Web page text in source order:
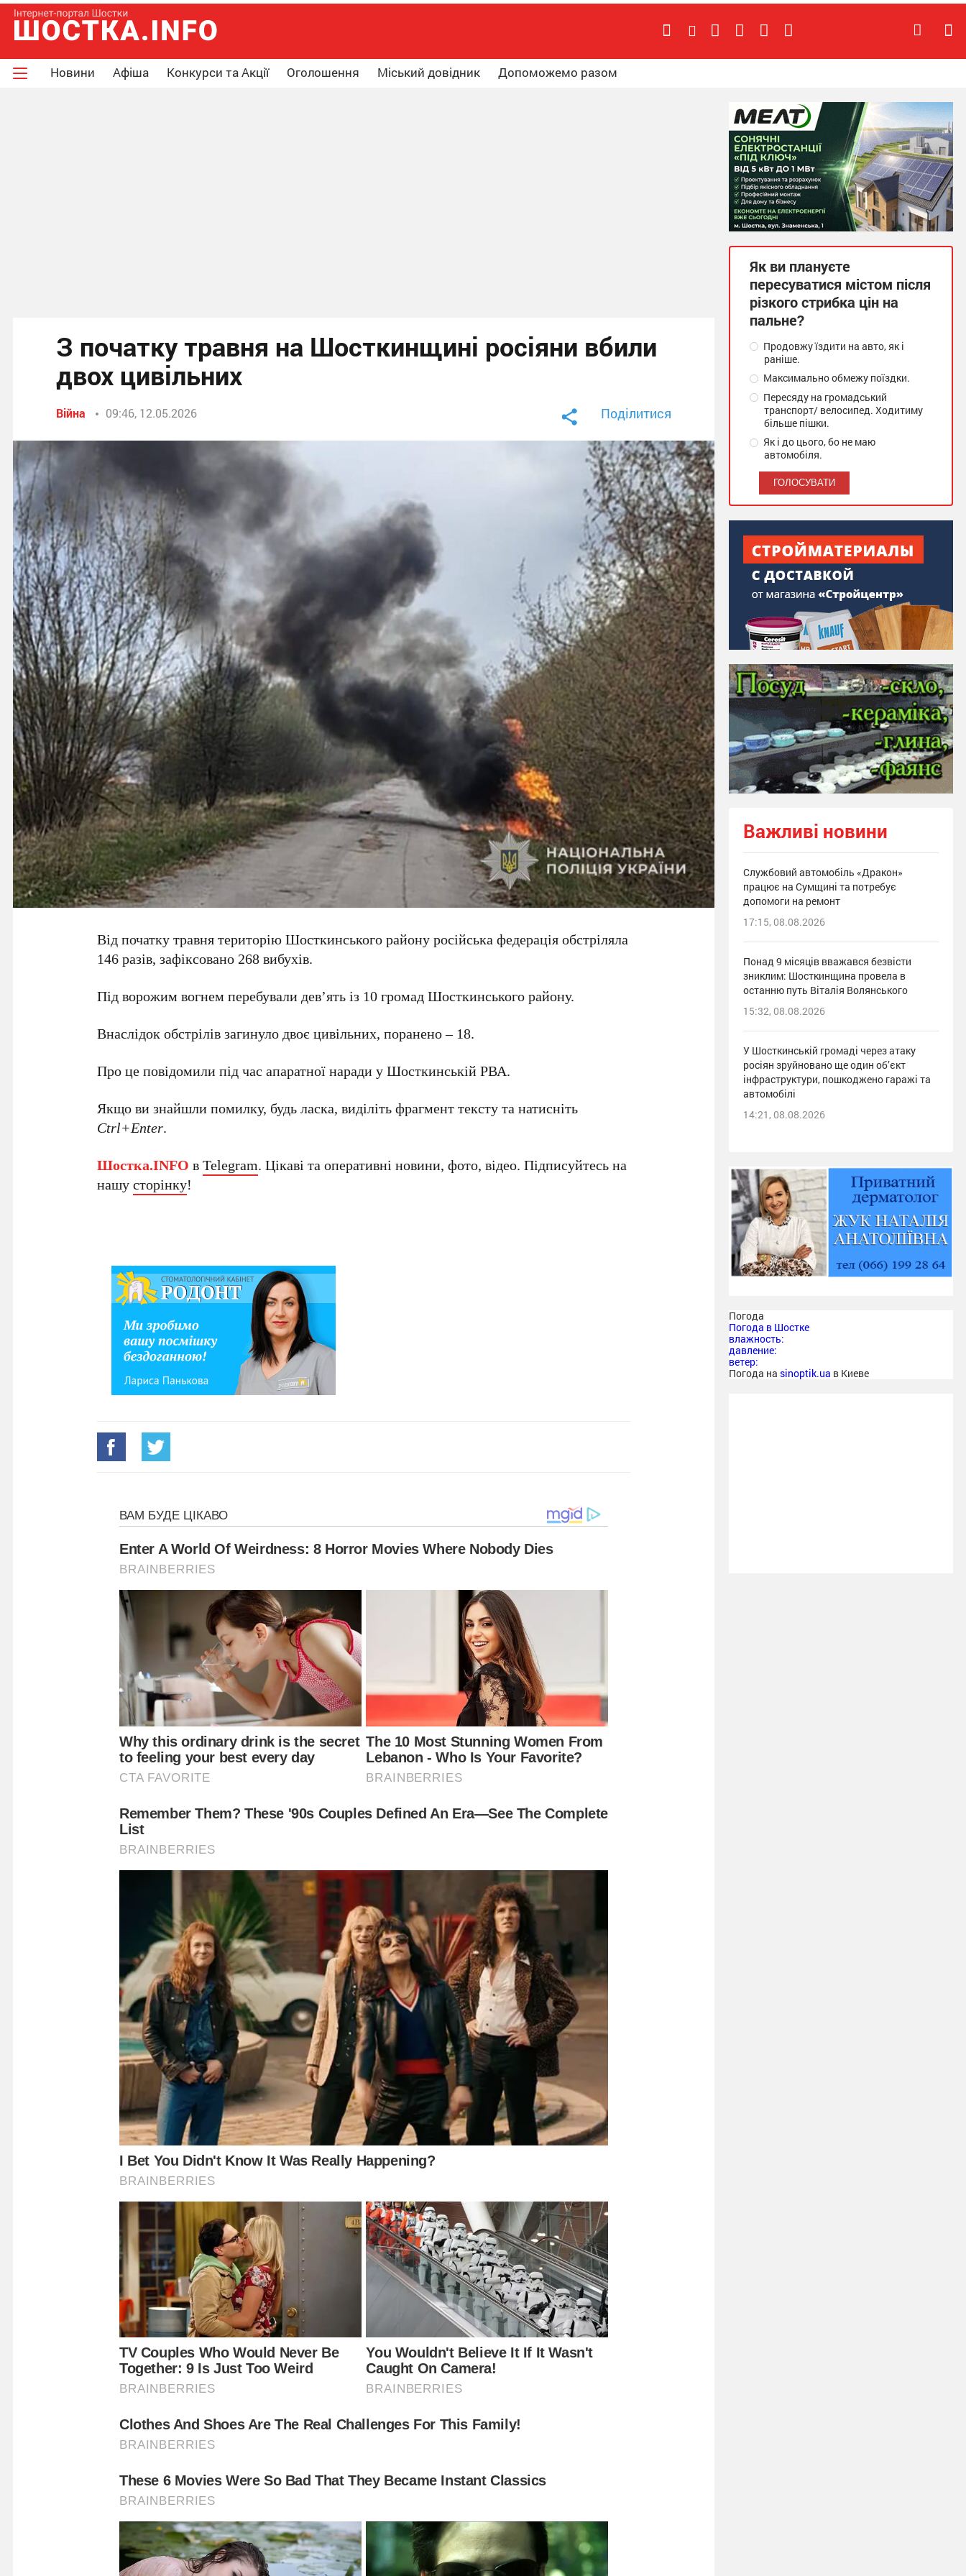
Новини Афіша Конкурси та Акції Оголошення Міський довідник Допоможемо разом
З початку травня на Шосткинщині росіяни вбили
двох цивільних
Війна 09:46, 12.05.2026 Поділитися
Від початку травня територію Шосткинського району російська федерація обстріляла
146 разів, зафіксовано 268 вибухів.
Під ворожим вогнем перебували дев’ять із 10 громад Шосткинського району.
Внаслідок обстрілів загинуло двоє цивільних, поранено – 18.
Про це повідомили під час апаратної наради у Шосткинській РВА.
Якщо ви знайшли помилку, будь ласка, виділіть фрагмент тексту та натисніть
Ctrl+Enter.
Шостка.INFO вTelegram. Цікаві та оперативні новини, фото, відео. Підписуйтесь на
нашусторінку!
Як ви плануєте
пересуватися містом після
різкого стрибка цін на
пальне?
Продовжу їздити на авто, як і
раніше.
Максимально обмежу поїздки.
Пересяду на громадський
транспорт/ велосипед. Ходитиму
більше пішки.
Як і до цього, бо не маю
автомобіля.
Важливі новини
Службовий автомобіль «Дракон»
працює на Сумщині та потребує
допомоги на ремонт
17:15, 08.08.2026
Понад 9 місяців вважався безвісти
зниклим: Шосткинщина провела в
останню путь Віталія Волянського
15:32, 08.08.2026
У Шосткинській громаді через атаку
росіян зруйновано ще один об’єкт
інфраструктури, пошкоджено гаражі та
автомобілі
14:21, 08.08.2026
Погода
Погода в Шостке
влажность:
давление:
ветер:
Погода на sinoptik.ua в Киеве